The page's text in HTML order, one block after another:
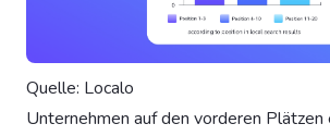
Quelle: Localo
Unternehmen auf den vorderen